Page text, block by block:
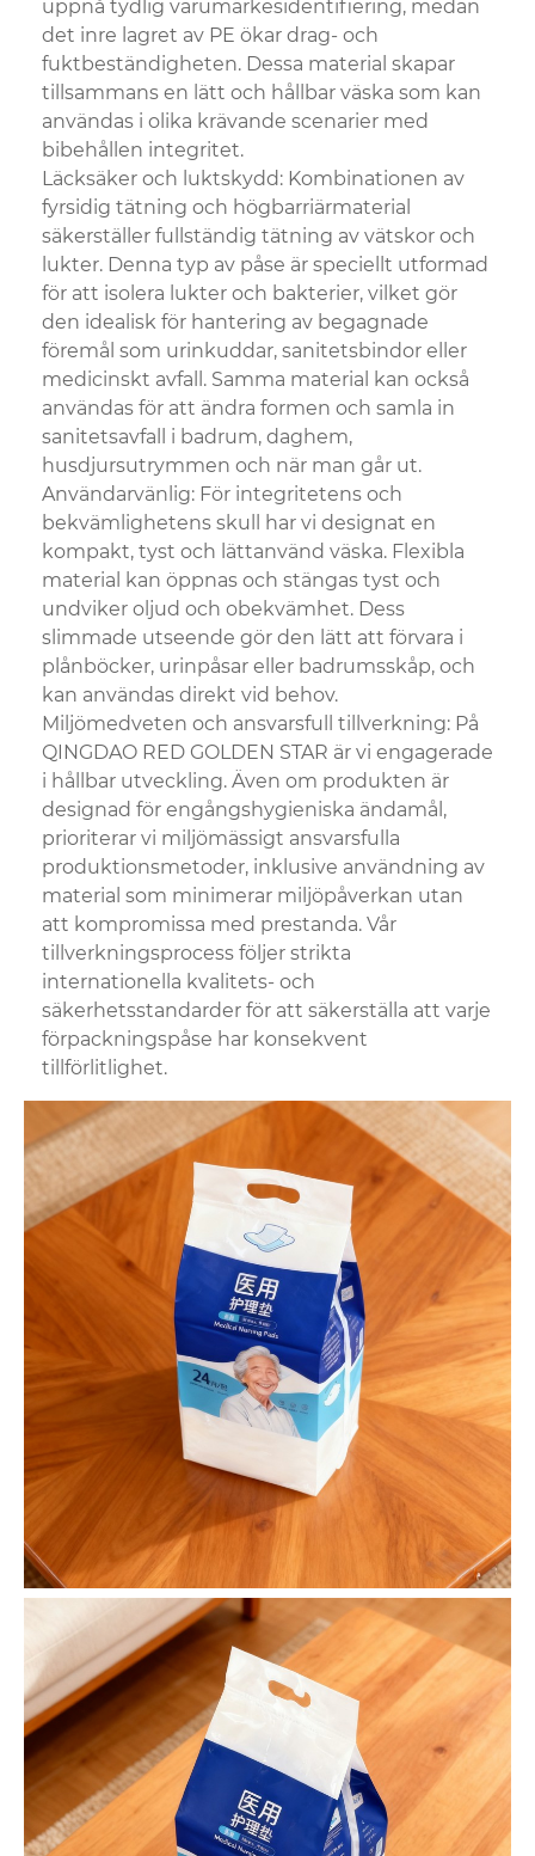
uppnå tydlig varumärkesidentifiering, medan
det inre lagret av PE ökar drag- och
fuktbeständigheten. Dessa material skapar
tillsammans en lätt och hållbar väska som kan
användas i olika krävande scenarier med
bibehållen integritet.
Läcksäker och luktskydd: Kombinationen av
fyrsidig tätning och högbarriärmaterial
säkerställer fullständig tätning av vätskor och
lukter. Denna typ av påse är speciellt utformad
för att isolera lukter och bakterier, vilket gör
den idealisk för hantering av begagnade
föremål som urinkuddar, sanitetsbindor eller
medicinskt avfall. Samma material kan också
användas för att ändra formen och samla in
sanitetsavfall i badrum, daghem,
husdjursutrymmen och när man går ut.
Användarvänlig: För integritetens och
bekvämlighetens skull har vi designat en
kompakt, tyst och lättanvänd väska. Flexibla
material kan öppnas och stängas tyst och
undviker oljud och obekvämhet. Dess
slimmade utseende gör den lätt att förvara i
plånböcker, urinpåsar eller badrumsskåp, och
kan användas direkt vid behov.
Miljömedveten och ansvarsfull tillverkning: På
QINGDAO RED GOLDEN STAR är vi engagerade
i hållbar utveckling. Även om produkten är
designad för engångshygieniska ändamål,
prioriterar vi miljömässigt ansvarsfulla
produktionsmetoder, inklusive användning av
material som minimerar miljöpåverkan utan
att kompromissa med prestanda. Vår
tillverkningsprocess följer strikta
internationella kvalitets- och
säkerhetsstandarder för att säkerställa att varje
förpackningspåse har konsekvent
tillförlitlighet.